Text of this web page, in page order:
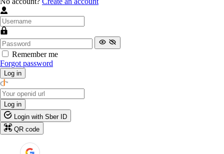
Remember me
Forgot password
Log in
Log in
Login with Sber ID
QR code